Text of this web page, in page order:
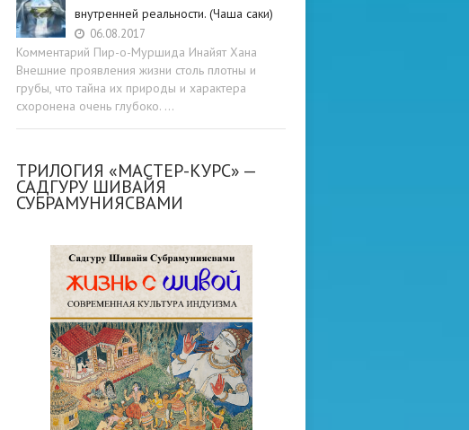
внутренней реальности. (Чаша саки)
06.08.2017
Комментарий Пир-о-Муршида Инайят Хана
Внешние проявления жизни столь плотны и
грубы, что тайна их природы и характера
схоронена очень глубоко. …
ТРИЛОГИЯ «МАСТЕР-КУРС» —
САДГУРУ ШИВАЙЯ
СУБРАМУНИЯСВАМИ